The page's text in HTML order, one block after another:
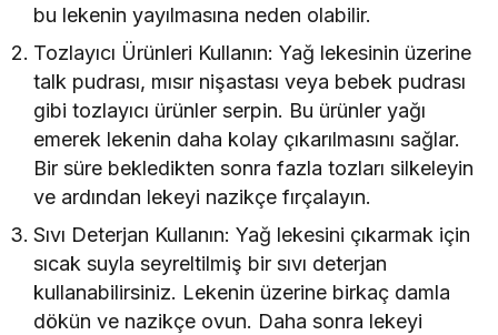
bu lekenin yayılmasına neden olabilir.
Tozlayıcı Ürünleri Kullanın: Yağ lekesinin üzerine
talk pudrası, mısır nişastası veya bebek pudrası
gibi tozlayıcı ürünler serpin. Bu ürünler yağı
emerek lekenin daha kolay çıkarılmasını sağlar.
Bir süre bekledikten sonra fazla tozları silkeleyin
ve ardından lekeyi nazikçe fırçalayın.
Sıvı Deterjan Kullanın: Yağ lekesini çıkarmak için
sıcak suyla seyreltilmiş bir sıvı deterjan
kullanabilirsiniz. Lekenin üzerine birkaç damla
dökün ve nazikçe ovun. Daha sonra lekeyi